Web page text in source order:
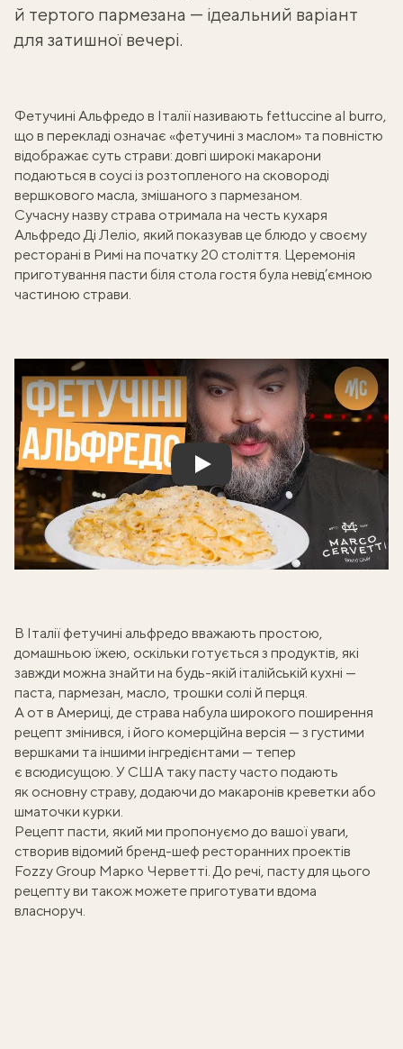
й тертого пармезана — ідеальний варіант
для затишної вечері.
Фетучині Альфредо в Італії називають fettuccine al burro,
що в перекладі означає «фетучині з маслом» та повністю
відображає суть страви:довгі широкі макарони
подаються в соусі із розтопленого на сковороді
вершкового масла, змішаного з пармезаном.
Сучасну назву страва отримала на честь кухаря
Альфредо Ді Леліо, який показував це блюдо у своєму
ресторані в Римі на початку 20 століття. Церемонія
приготування пасти біля стола гостя була невід’ємною
частиною страви.
Play
В Італії фетучині альфредо вважають простою,
домашньою їжею, оскільки готується з продуктів, які
завжди можна знайти на будь-якій італійській кухні —
паста, пармезан, масло, трошки солі й перця.
А от в Америці, де страва набула широкого поширення
рецепт змінився, і його комерційна версія — з густими
вершками та іншими інгредієнтами — тепер
є всюдисущою. У США таку пасту часто подають
як основну страву, додаючи до макаронів креветки або
шматочки курки.
Рецепт пасти, який ми пропонуємо до вашої уваги,
створив відомий бренд-шеф ресторанних проектів
Fozzy Group Марко Черветті. До речі, пасту для цього
рецепту ви також можетеприготувати вдома
власноруч.